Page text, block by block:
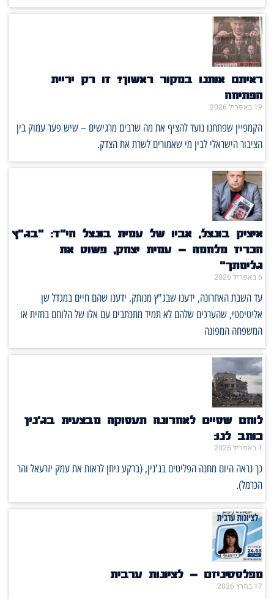
ראיתם אותנו במקור ראשון? זו רק יריית
הפתיחה
19 באפריל 2026
הקמפיין שפתחנו נועד להציף את מה שרבים מרגישים – שיש פער עמוק בין
הציבור הישראלי לבין מי שאמורים לשרת את הצדק.
איציק בונצל, אביו של עמית בונצל הי"ד: "בג"ץ
הכריז מלחמה – עמית יצחק, פשוט את
גלימתך"
6 באפריל 2026
עד השבת האחרונה, ידענו שבג"ץ מנותק. ידענו שהם חיים במגדל שן
אליטיסטי, שהערכים שלהם לא תמיד מתכתבים עם אלו של הלוחם בחזית או
המשפחה המפונה
לוחם שסיים לאחרונה תעסוקה מבצעית בג'נין
כותב לנו:
1 באפריל 2026
כך נראה היום מחנה הפליטים בג'נין, (ברקע ניתן לראות את עמק יזרעאל והר
הכרמל).
מפלסטיניזם – לציונות ערבית
17 במרץ 2026